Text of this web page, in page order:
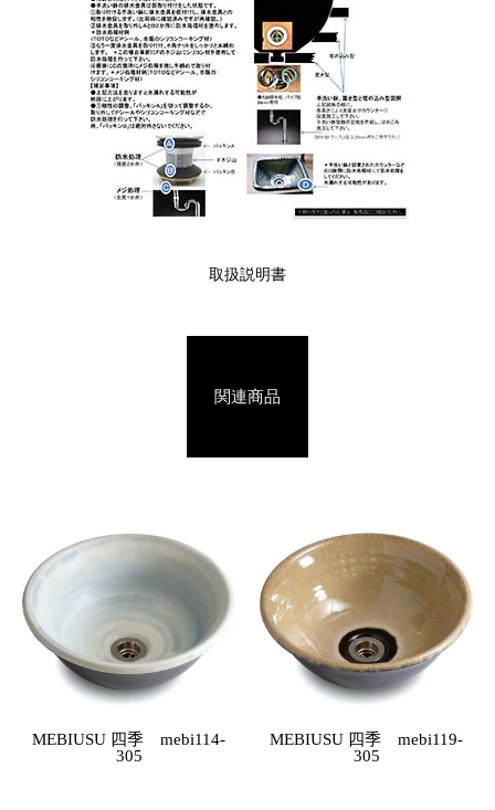
取扱説明書
関連商品
MEBIUSU 四季 mebi114-
305
MEBIUSU 四季 mebi119-
305